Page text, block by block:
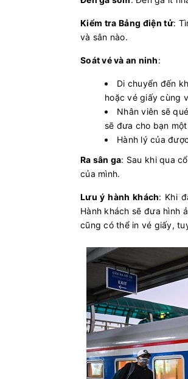
Kiểm tra Bảng điện tử:
và sân nào.
Soát vé và an ninh:
Di chuyển đến
hoặc vé giấy
Nhân viên sẽ
sẽ đưa cho bạn
Hành lý của
Ra sân ga: Sau khi qua
của mình.
Lưu ý hành khách: Khi
Hành khách sẽ đưa hình
cũng có thể in vé giấy,